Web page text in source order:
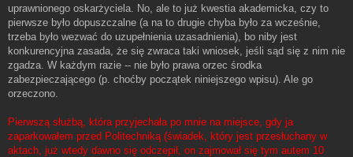
uprawnionego oskarżyciela. No, ale to już kwestia akademicka, czy to
pierwsze było dopuszczalne (a na to drugie chyba było za wcześnie,
trzeba było wezwać do uzupełnienia uzasadnienia), bo niby jest
konkurencyjna zasada, że się zwraca taki wniosek, jeśli sąd się z nim nie
zgadza. W każdym razie -- nie było prawa orzec środka
zabezpieczającego (p. choćby początek niniejszego wpisu). Ale go
orzeczono.
Pierwszą służbą, która przyjechała po mnie na miejsce, gdy ja
zaparkowałem przed Politechniką (świadek, który jest przesłuchany w
aktach, już wtedy dawno się odczepił, on zajmował się tym autem 10